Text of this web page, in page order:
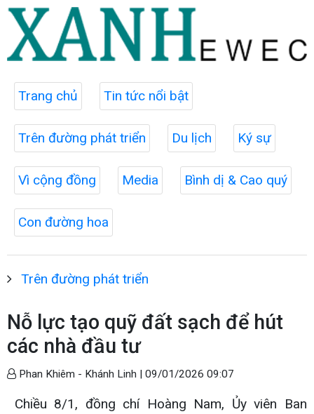
Trang chủ Tin tức nổi bật
Trên đường phát triển Du lịch Ký sự
Vì cộng đồng Media Bình dị & Cao quý
Con đường hoa
Trên đường phát triển
Nỗ lực tạo quỹ đất sạch để hút
các nhà đầu tư
Phan Khiêm - Khánh Linh | 09/01/2026 09:07
Chiều 8/1, đồng chí Hoàng Nam, Ủy viên Ban